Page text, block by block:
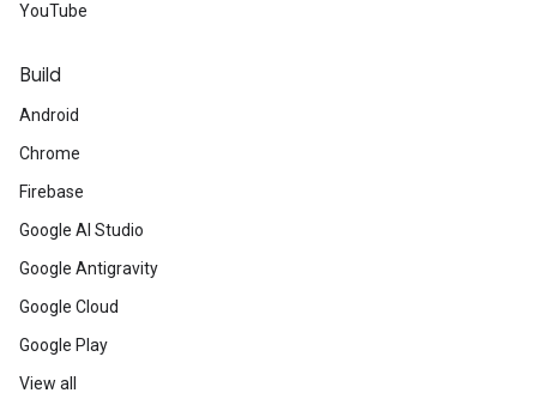
YouTube
Build
Android
Chrome
Firebase
Google AI Studio
Google Antigravity
Google Cloud
Google Play
View all